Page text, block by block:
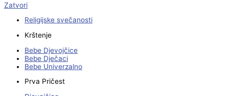
Zatvori
Religijske svečanosti
Krštenje
Bebe Djevojčice
Bebe Dječaci
Bebe Univerzalno
Prva Pričest